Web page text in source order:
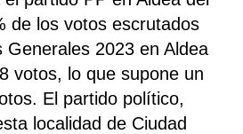
de los votos escrutados
Generales 2023 en Aldea
votos, lo que supone un
El partido político,
localidad de Ciudad